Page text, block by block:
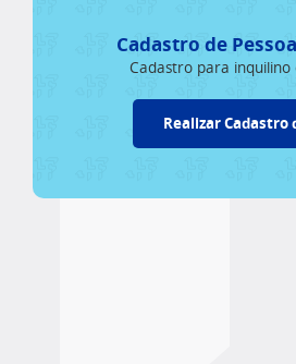
Cadastro de
Cadastro para
Realizar Cadastro